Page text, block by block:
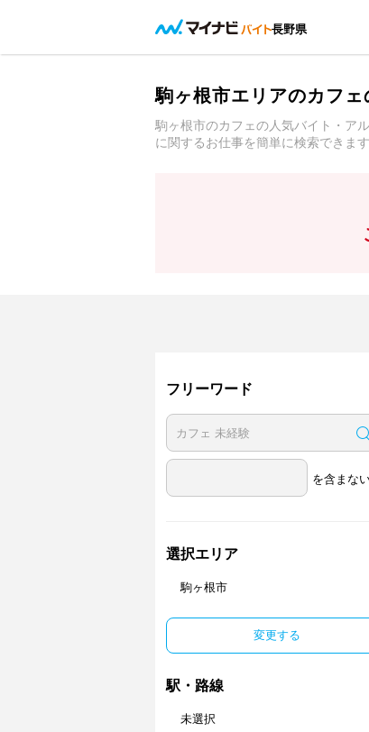
長野県
駒ヶ根市エリアのカフ
駒ヶ根市のカフェの人気バイト・ア
に関するお仕事を簡単に検索できま
フリーワード
を含まな
選択エリア
駒ヶ根市
変更する
駅・路線
未選択